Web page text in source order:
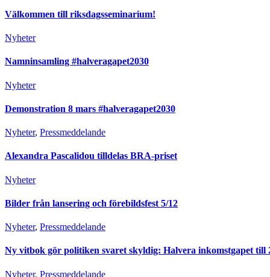
Välkommen till riksdagsseminarium!
Nyheter
Namninsamling #halveragapet2030
Nyheter
Demonstration 8 mars #halveragapet2030
Nyheter, Pressmeddelande
Alexandra Pascalidou tilldelas BRA-priset
Nyheter
Bilder från lansering och förebildsfest 5/12
Nyheter, Pressmeddelande
Ny vitbok gör politiken svaret skyldig: Halvera inkomstgapet till
Nyheter, Pressmeddelande